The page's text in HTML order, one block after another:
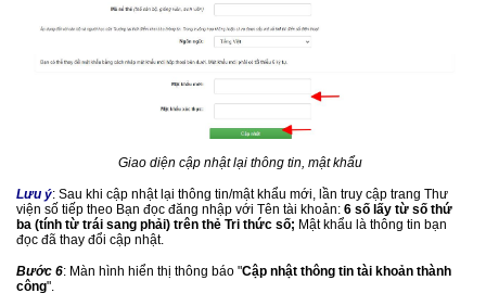
Giao diện cập nhật lại thông tin, mật khẩu
Lưu ý: Sau khi cập nhật lại thông tin/mật khẩu mới, lần truy cập trang Thư
viện số tiếp theo Bạn đọc đăng nhập với Tên tài khoản: 6 số lấy từ số thứ
ba (tính từ trái sang phải) trên thẻ Tri thức số; Mật khẩu là thông tin bạn
đọc đã thay đổi cập nhật.
Bước 6: Màn hình hiển thị thông báo "Cập nhật thông tin tài khoản thành
công".